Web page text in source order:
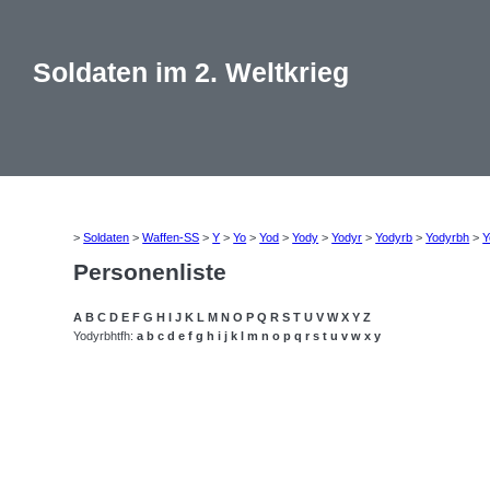
Soldaten im 2. Weltkrieg
>Soldaten >Waffen-SS >Y >Yo >Yod >Yody >Yodyr >Yodyrb >Yodyrbh >
Personenliste
A B C D E F G H I J K L M N O P Q R S T U V W X Y Z
Yodyrbhtfh:a b c d e f g h i j k l m n o p q r s t u v w x y